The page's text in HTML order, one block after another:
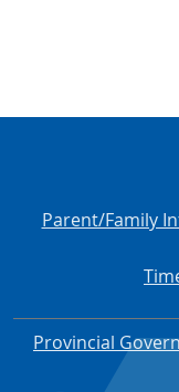
Parent/Family
Provincial